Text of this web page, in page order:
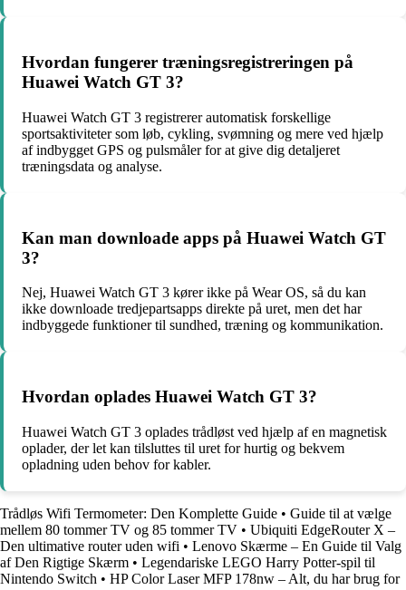
Hvordan fungerer træningsregistreringen på
Huawei Watch GT 3?
Huawei Watch GT 3 registrerer automatisk forskellige
sportsaktiviteter som løb, cykling, svømning og mere ved hjælp
af indbygget GPS og pulsmåler for at give dig detaljeret
træningsdata og analyse.
Kan man downloade apps på Huawei Watch GT
3?
Nej, Huawei Watch GT 3 kører ikke på Wear OS, så du kan
ikke downloade tredjepartsapps direkte på uret, men det har
indbyggede funktioner til sundhed, træning og kommunikation.
Hvordan oplades Huawei Watch GT 3?
Huawei Watch GT 3 oplades trådløst ved hjælp af en magnetisk
oplader, der let kan tilsluttes til uret for hurtig og bekvem
opladning uden behov for kabler.
Trådløs Wifi Termometer: Den Komplette Guide • Guide til at vælge
mellem 80 tommer TV og 85 tommer TV • Ubiquiti EdgeRouter X –
Den ultimative router uden wifi • Lenovo Skærme – En Guide til Valg
af Den Rigtige Skærm • Legendariske LEGO Harry Potter-spil til
Nintendo Switch • HP Color Laser MFP 178nw – Alt, du har brug for